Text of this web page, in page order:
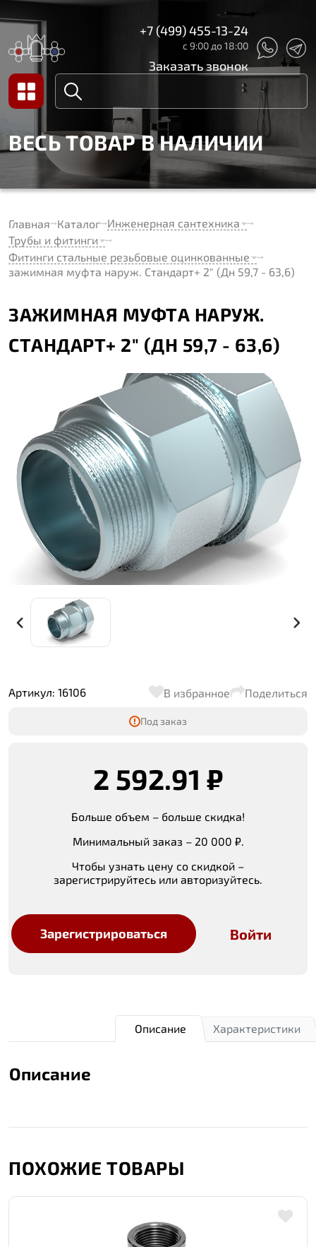
+7 (499) 455-13-24
с 9:00 до 18:00
Заказать звонок
ВЕСЬ ТОВАР В НАЛИЧИИ
Главная Каталог Инженерная сантехника
Трубы и фитинги
Фитинги стальные резьбовые оцинкованные
зажимная муфта наруж. Стандарт+ 2" (Дн 59,7 - 63,6)
ЗАЖИМНАЯ МУФТА НАРУЖ.
СТАНДАРТ+ 2" (ДН 59,7 - 63,6)
Артикул: 16106 В избранное Поделиться
Под заказ
2 592.91 ₽
Больше объем – больше скидка!
Минимальный заказ – 20 000 ₽.
Чтобы узнать цену со скидкой –
зарегистрируйтесь или авторизуйтесь.
Зарегистрироваться Войти
Характеристики
Описание
Описание
ПОХОЖИЕ ТОВАРЫ